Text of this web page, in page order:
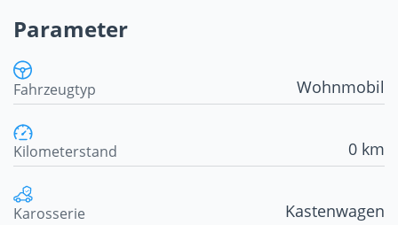
Parameter
Fahrzeugtyp Wohnmobil
Kilometerstand 0 km
Karosserie Kastenwagen